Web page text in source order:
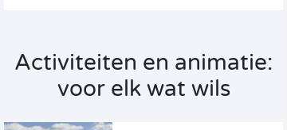
Activiteiten en animatie:
voor elk wat wils